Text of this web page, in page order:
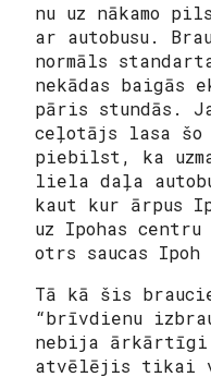
nu uz nākamo
ar autobusu.
normāls
nekādas baigās
pāris stundās.
ceļotājs lasa
piebilst, ka
liela daļa
kaut kur ārpus
uz Ipohas
otrs saucas Ipoh
Tā kā šis
“brīvdienu
nebija ārkārtīgi
atvēlējis tikai